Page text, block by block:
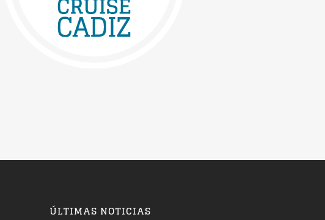
ÚLTIMAS NOTICIAS